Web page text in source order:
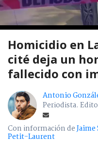
Homicidio en
cité deja un
fallecido con
Antonio
Periodista.
Con información de
Petit-Laurent